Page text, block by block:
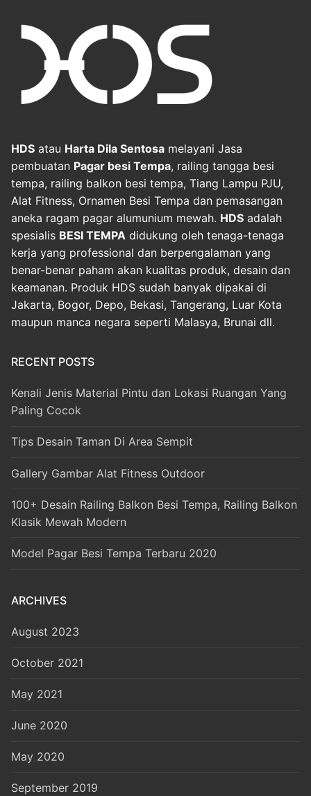
HDS atau Harta Dila Sentosa melayani Jasa
pembuatan Pagar besi Tempa, railing tangga besi
tempa, railing balkon besi tempa, Tiang Lampu PJU,
Alat Fitness, Ornamen Besi Tempa dan pemasangan
aneka ragam pagar alumunium mewah. HDS adalah
spesialis BESI TEMPA didukung oleh tenaga-tenaga
kerja yang professional dan berpengalaman yang
benar-benar paham akan kualitas produk, desain dan
keamanan. Produk HDS sudah banyak dipakai di
Jakarta, Bogor, Depo, Bekasi, Tangerang, Luar Kota
maupun manca negara seperti Malasya, Brunai dll.
RECENT POSTS
Kenali Jenis Material Pintu dan Lokasi Ruangan Yang
Paling Cocok
Tips Desain Taman Di Area Sempit
Gallery Gambar Alat Fitness Outdoor
100+ Desain Railing Balkon Besi Tempa, Railing Balkon
Klasik Mewah Modern
Model Pagar Besi Tempa Terbaru 2020
ARCHIVES
August 2023
October 2021
May 2021
June 2020
May 2020
September 2019